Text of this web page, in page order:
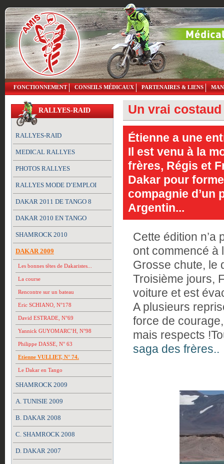
FONCTIONNEMENT CONSEILS MÉDICAUX PARTENAIRES & LIENS
RALLYES-RAID
RALLYES-RAID
MEDICAL RALLYES
PHOTOS RALLYES
RALLYES MODE D’EMPLOI
DAKAR 2011 DE TANGO 8
DAKAR 2010 EN TANGO
SHAMROCK 2010
DAKAR 2009
Les bonnes têtes de Dakaristes...
La course
Rencontre sur un bateau
Eric SCHIANO, N°178
David ESTRADE, N°69
Yannick GUYOMARC’H, N°98
Philippe DASSE, N° 63
Etienne VULLIET, N° 74.
Le Dakar en Tango
SHAMROCK 2009
A. TUNISIE 2009
B. DAKAR 2008
C. SHAMROCK 2008
D. DAKAR 2007
Un vrai
Étienne a une
Il est venu à la
frères, Régis et
Dakar pour
compagnie d’un
Argentin...
Cette édition n’a
ont commencé à
Grosse chute, le
Troisième jours,
voiture et est
A plusieurs
force de
mais respects
saga des frères..